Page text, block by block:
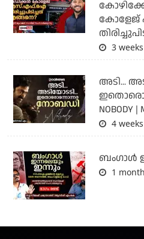
3
അടി...
NOBODY |
4
ബംഗാള്‍
1